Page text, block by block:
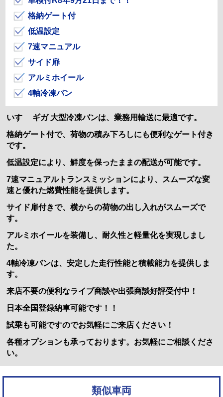
格納ゲート付
低温設定
7速マニュアル
サイド扉
アルミホイール
4軸冷凍バン
いすゞ ギガ 大型冷凍バンは、業務用輸送に最適です。
格納ゲート付で、荷物の積み下ろしにも便利なゲート付き
です。
低温設定により、鮮度を保ったままの配送が可能です。
7速マニュアルトランスミッションにより、スムーズな変
速と優れた燃費性能を提供します。
サイド扉付きで、横からの荷物の出し入れがスムーズで
す。
アルミホイールを装備し、耐久性と軽量化を実現しまし
た。
4軸冷凍バンは、安定した走行性能と積載能力を提供しま
す。
来店不要の便利なライブ商談や出張商談好評受付中！
日本全国登録納車可能です！！
試乗も可能ですのでお気軽にご来店ください！
各種オプションも承っております。お気軽にご相談くださ
い。
類似車両